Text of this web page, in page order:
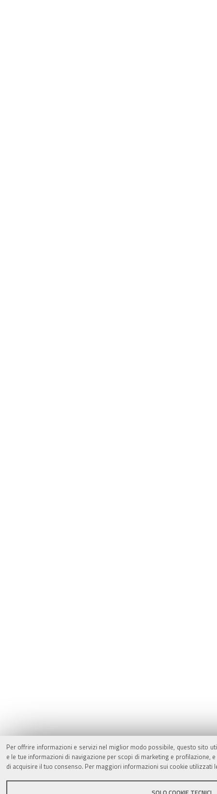
Per offrire informazioni e servizi nel miglior modo possibile, questo sito
e le tue informazioni di navigazione per scopi di marketing e
di acquisire il tuo consenso. Per maggiori informazioni sui cookie utilizzati